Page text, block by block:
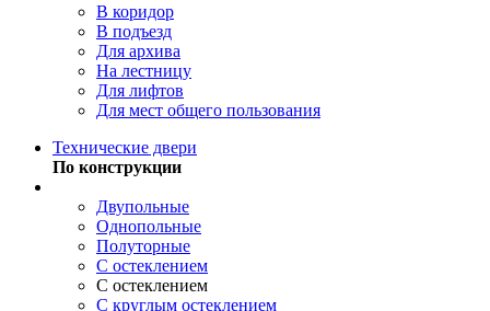
В коридор
В подъезд
Для архива
На лестницу
Для лифтов
Для мест общего пользования
Технические двери
По конструкции
Двупольные
Однопольные
Полуторные
С остеклением
С остеклением
С круглым остеклением